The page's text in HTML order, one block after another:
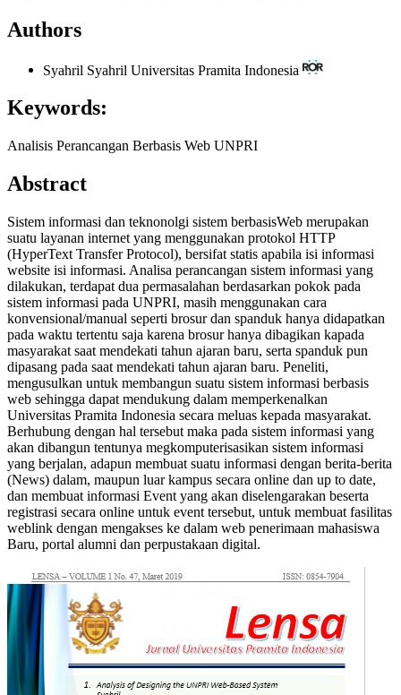
Authors
Syahril Syahril Universitas Pramita Indonesia
Keywords:
Analisis Perancangan Berbasis Web UNPRI
Abstract
Sistem informasi dan teknonolgi sistem berbasisWeb merupakan
suatu layanan internet yang menggunakan protokol HTTP
(HyperText Transfer Protocol), bersifat statis apabila isi informasi
website isi informasi. Analisa perancangan sistem informasi yang
dilakukan, terdapat dua permasalahan berdasarkan pokok pada
sistem informasi pada UNPRI, masih menggunakan cara
konvensional/manual seperti brosur dan spanduk hanya didapatkan
pada waktu tertentu saja karena brosur hanya dibagikan kapada
masyarakat saat mendekati tahun ajaran baru, serta spanduk pun
dipasang pada saat mendekati tahun ajaran baru. Peneliti,
mengusulkan untuk membangun suatu sistem informasi berbasis
web sehingga dapat mendukung dalam memperkenalkan
Universitas Pramita Indonesia secara meluas kepada masyarakat.
Berhubung dengan hal tersebut maka pada sistem informasi yang
akan dibangun tentunya megkomputerisasikan sistem informasi
yang berjalan, adapun membuat suatu informasi dengan berita-berita
(News) dalam, maupun luar kampus secara online dan up to date,
dan membuat informasi Event yang akan diselengarakan beserta
registrasi secara online untuk event tersebut, untuk membuat fasilitas
weblink dengan mengakses ke dalam web penerimaan mahasiswa
Baru, portal alumni dan perpustakaan digital.